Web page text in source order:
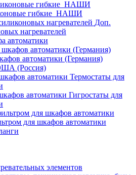
гибкие_НАШИ
Доп.
нагревателей
автоматики
автоматики (Германия)
(Россия)
Термостаты для
Гигростаты для
для шкафов автоматики
элементов